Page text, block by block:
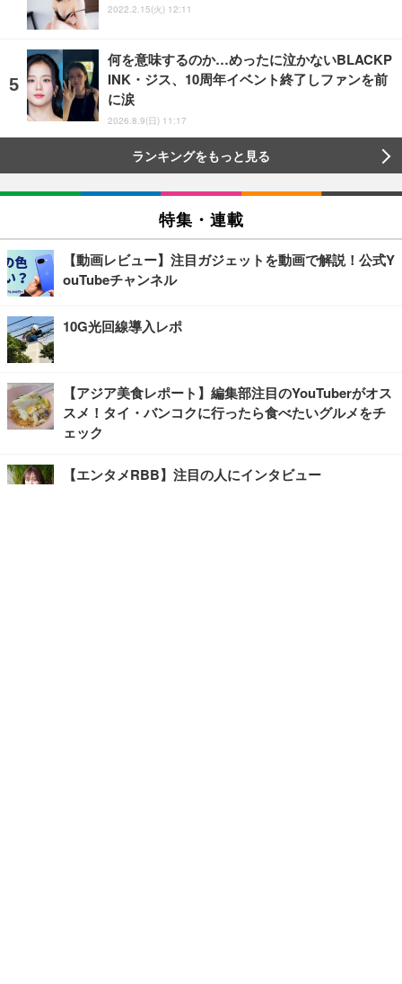
2022.2.15(火) 12:11
何を意味するのか…めったに泣かないBLACKP
INK・ジス、10周年イベント終了しファンを前
に涙
2026.8.9(日) 11:17
ランキングをもっと見る
特集・連載
【動画レビュー】注目ガジェットを動画で解説！公式Y
ouTubeチャンネル
10G光回線導入レポ
【アジア美食レポート】編集部注目のYouTuberがオス
スメ！タイ・バンコクに行ったら食べたいグルメをチ
ェック
【エンタメRBB】注目の人にインタビュー